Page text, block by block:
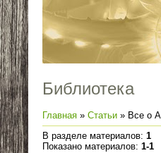
Библиотека
Главная » Статьи » Все о
В разделе материалов: 1
Показано материалов: 1-1